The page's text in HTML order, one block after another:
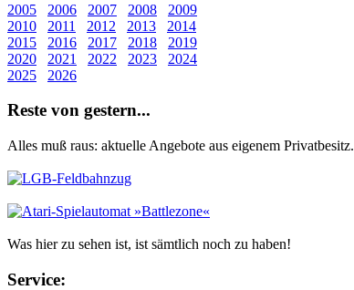
2005 2006 2007 2008
2009
2010
2011 2012 2013
2014
2015
2016 2017 2018
2019
2020
2021 2022 2023
2024
2025
2026
Re­ste von ge­stern...
Alles muß raus: aktuelle An­ge­bo­te aus eigenem Privatbesitz.
Was hier zu sehen ist, ist sämt­lich noch zu haben!
Ser­vice: